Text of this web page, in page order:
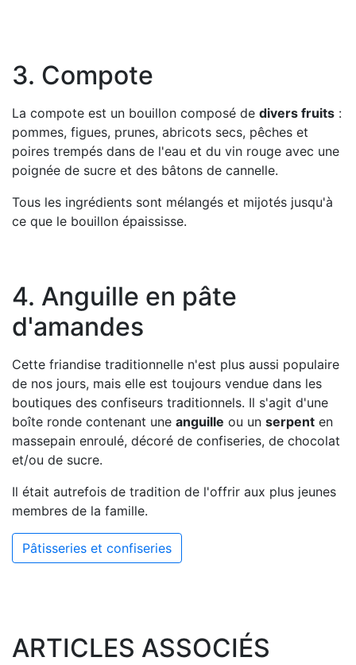
3. Compote
La compote est un bouillon composé de divers fruits :
pommes, figues, prunes, abricots secs, pêches et
poires trempés dans de l'eau et du vin rouge avec une
poignée de sucre et des bâtons de cannelle.
Tous les ingrédients sont mélangés et mijotés jusqu'à
ce que le bouillon épaississe.
4. Anguille en pâte
d'amandes
Cette friandise traditionnelle n'est plus aussi populaire
de nos jours, mais elle est toujours vendue dans les
boutiques des confiseurs traditionnels. Il s'agit d'une
boîte ronde contenant une anguille ou un serpent en
massepain enroulé, décoré de confiseries, de chocolat
et/ou de sucre.
Il était autrefois de tradition de l'offrir aux plus jeunes
membres de la famille.
Pâtisseries et confiseries
ARTICLES ASSOCIÉS